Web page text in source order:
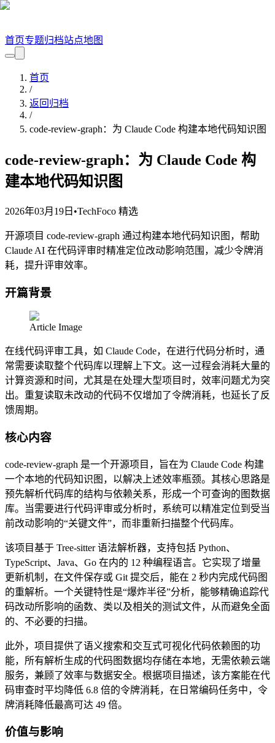
首页专题归档站点地图
首页
/
返回归档
/
code-review-graph：为 Claude Code 构建本地代码知识图
code-review-graph：为 Claude Code 构
建本地代码知识图
2026年03月19日 •TechFoco 精选
开源项目 code-review-graph 通过构建本地代码知识图，帮助
Claude AI 在代码评审时精准定位改动影响范围，减少令牌消
耗，提升评审效率。
开篇背景
Article Image
在线代码评审工具，如 Claude Code，在进行代码分析时，通
常需要读取整个代码库以理解上下文。这一过程会消耗大量的
计算资源和时间，尤其是在处理大型项目时，效率问题尤为突
出。重复读取未改动的代码不仅增加了令牌消耗，也延长了反
馈周期。
核心内容
code-review-graph 是一个开源项目，旨在为 Claude Code 构建
一个本地的代码知识图，以解决上述效率瓶颈。其核心思路是
预先解析代码库的结构与依赖关系，形成一个可查询的图数据
库。当需要进行代码评审或分析时，系统可以精准定位到受当
前改动影响的“关键文件”，而非重新扫描整个代码库。
该项目基于 Tree-sitter 语法解析器，支持包括 Python、
TypeScript、Java、Go 在内的 12 种编程语言。它实现了增量
更新机制，在文件保存或 Git 提交后，能在 2 秒内完成代码图
的重解析。一个关键特性是“爆炸半径”分析，能够精确追踪代
码改动所影响的函数、类以及相关的测试文件，从而避免全面
的、不必要的扫描。
此外，项目提供了语义搜索和交互式可视化代码依赖图的功
能，所有解析生成的代码图数据均存储在本地，无需依赖云端
服务，兼顾了效率与数据安全。根据项目描述，该方案能在代
码审查时平均降低 6.8 倍的令牌消耗，在日常编码任务中，令
牌消耗降低最高可达 49 倍。
价值与影响